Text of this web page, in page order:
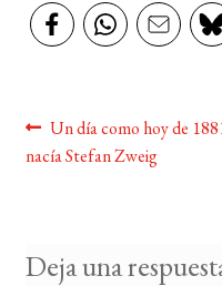
Navegación
de
Anterior:
Un día como hoy de
nacía Stefan Zweig
Deja una